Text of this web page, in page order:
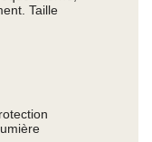
Taille